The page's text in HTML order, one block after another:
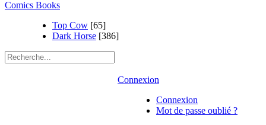
Comics Books
Top Cow [65]
Dark Horse [386]
Connexion
Connexion
Mot de passe oublié ?